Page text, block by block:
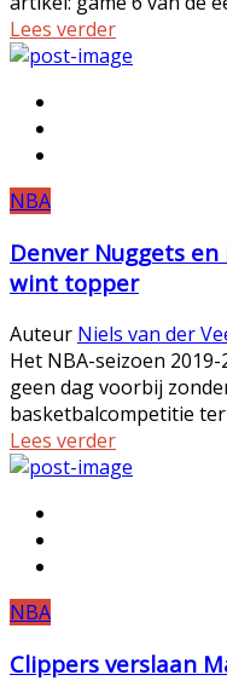
Lees verder
NBA
Denver Nuggets
wint topper
Auteur Niels van der
Het NBA-seizoen
geen dag voorbij
basketbalcompetitie ter
Lees verder
NBA
Clippers verslaan